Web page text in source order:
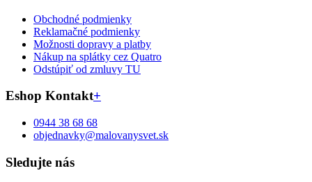
Obchodné podmienky
Reklamačné podmienky
Možnosti dopravy a platby
Nákup na splátky cez Quatro
Odstúpiť od zmluvy TU
Eshop Kontakt+
0944 38 68 68
objednavky@malovanysvet.sk
Sledujte nás